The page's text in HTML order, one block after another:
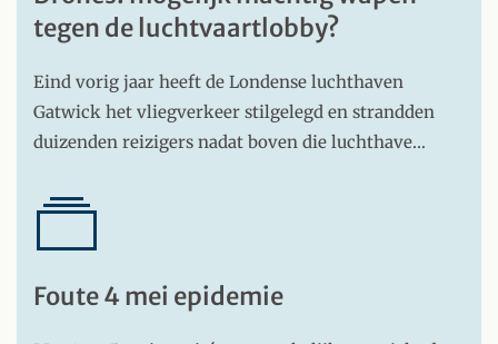
tegen de luchtvaartlobby?
Eind vorig jaar heeft de Londense luchthaven
Gatwick het vliegverkeer stilgelegd en strandden
duizenden reizigers nadat boven die luchthave…
Foute 4 mei epidemie